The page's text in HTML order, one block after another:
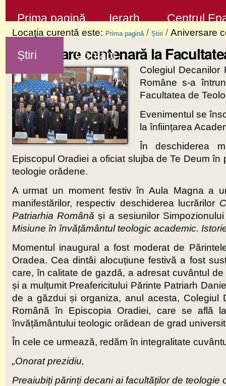
la
conţinut
Sari
la
navigare
Prima pagină Ierarh Centrul
Știri Contact
Locaţia curentă este: Prima pagină / Știri / Aniversare
Aniversare centenară la
Colegiul Decanilor
Române s-a
Facultatea de
Evenimentul se
la înființarea
În deschiderea
Episcopul Oradiei a oficiat slujba de Te Deum
teologie orădene.
A urmat un moment festiv în Aula Magna a
manifestărilor, respectiv deschiderea lucrărilor
Patriarhia Română și a sesiunilor
Misiune în învățământul teologic academic.
Momentul inaugural a fost moderat de
Oradea. Cea dintâi alocuțiune festivă a fost
care, în calitate de gazdă, a adresat cuvântul
și a mulțumit Preafericitului Părinte Patriarh
de a găzdui și organiza, anul acesta, Colegiul
Română în Episcopia Oradiei, care se află
învățământului teologic orădean de grad
În cele ce urmează, redăm în integralitate
„Onorat prezidiu,
Preaiubiți părinți decani ai facultăților de teologie